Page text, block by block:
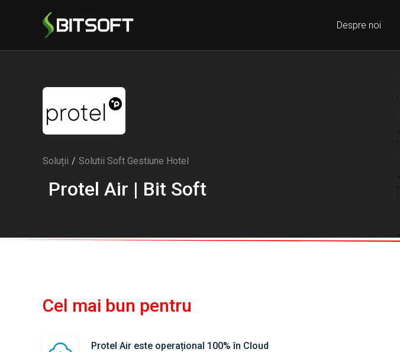
Despre noi
Soluții / Solutii Soft Gestiune Hotel
Protel Air | Bit Soft
Cel mai bun pentru
Protel Air este operațional 100% în Cloud